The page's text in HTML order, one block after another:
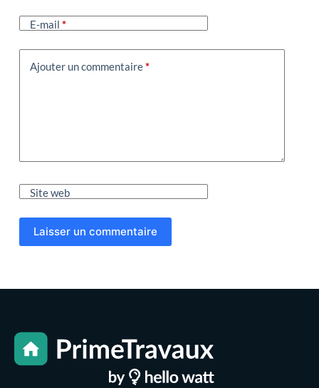
E-mail *
Ajouter un commentaire*
Site web
Laisser un commentaire